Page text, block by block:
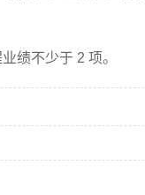
绩不少于 2 项。